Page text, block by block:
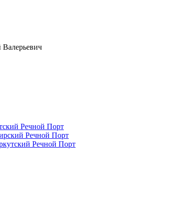
Речной Порт
Речной Порт
Речной Порт